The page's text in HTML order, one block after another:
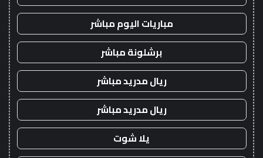
مباريات اليوم مباشر
برشلونة مباشر
ريال مدريد مباشر
ريال مدريد مباشر
يلا شوت